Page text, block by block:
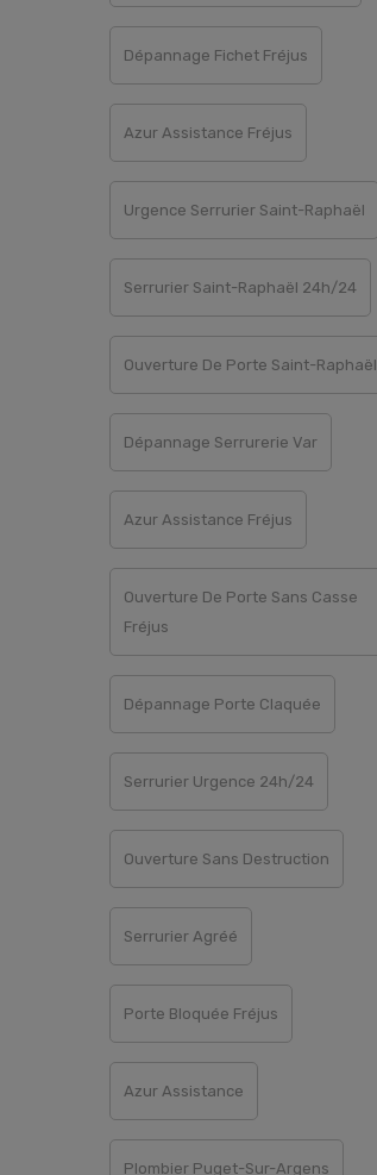
Dépannage Fichet Fréjus
Azur Assistance Fréjus
Urgence Serrurier Saint-Raphaël
Serrurier Saint-Raphaël 24h/24
Ouverture De Porte Saint-Raphaël
Dépannage Serrurerie Var
Azur Assistance Fréjus
Ouverture De Porte Sans Casse
Fréjus
Dépannage Porte Claquée
Serrurier Urgence 24h/24
Ouverture Sans Destruction
Serrurier Agréé
Porte Bloquée Fréjus
Azur Assistance
Plombier Puget-Sur-Argens